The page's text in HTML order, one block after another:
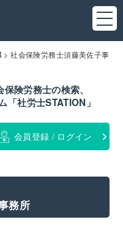
>社会保険労務士須藤美佐子事
険労務士の検索、
「社労士STATION」
会員登録 / ログイン
務所